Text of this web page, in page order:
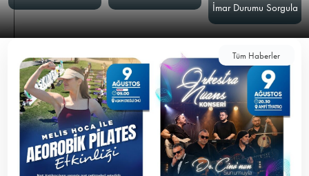
İmar Durumu Sorgula
Tüm Haberler